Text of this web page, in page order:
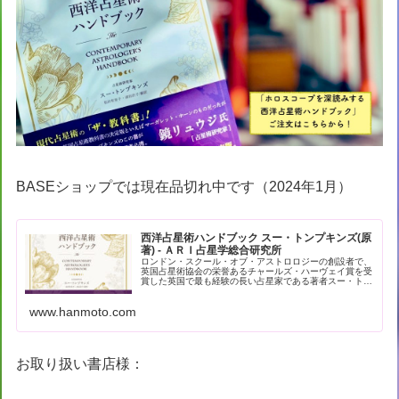
BASEショップでは現在品切れ中です（2024年1月）
西洋占星術ハンドブック スー・トンプキンズ(原
著) - ＡＲＩ占星学総合研究所
ロンドン・スクール・オブ・アストロロジーの創設者で、
英国占星術協会の栄誉あるチャールズ・ハーヴェイ賞を受
賞した英国で最も経験の長い占星家である著者スー・トン
www.hanmoto.com
お取り扱い書店様：